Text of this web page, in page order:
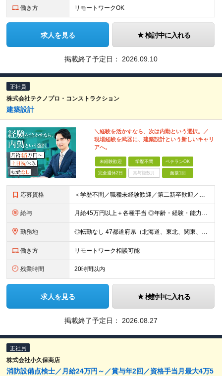
働き方 リモートワークOK
求人を見る 検討中に入れる
掲載終了予定日： 2026.09.10
正社員
株式会社テクノプロ・コンストラクション
建築設計
＼経験を活かすなら、次は内勤という選択。／
現場経験を武器に、建築設計という新しいキャリ
アへ。
未経験歓迎 学歴不問 ベテランOK
完全週休2日 賞与複数月 面接1回
応募資格 ＜学歴不問／職種未経験歓迎／第二新卒歓迎／ブランクOK＞ ■建設業界での実務経験をお持ちの方 └年数・分野・職種はいっさい不問！ ◆設計職が初めての方も歓迎！ ◆施工管理など、現場経験を活かしてキ
給与 月給45万円以上＋各種手当 ◎年齢・経験・能力・適性を考慮して、支給額を決定します。 ◎残業代は1分単位で100％支給。頑張った分はきちんと収入に還元します！ ＼充実の各種手当／ ■交通費全額支給
勤務地 ◎転勤なし 47都道府県（北海道、東北、関東、北陸・甲信越、関西、東海、中国、四国、九州、沖縄）の各プロジェクト先 ◇本人の希望を伴わない転居はなく、転勤もありません。 ◇勤務地はご希望を最大限考
働き方 リモートワーク相談可能
残業時間 20時間以内
求人を見る 検討中に入れる
掲載終了予定日： 2026.08.27
正社員
株式会社小久保商店
消防設備点検士／月給24万円～／賞与年2回／資格手当月最大4万5